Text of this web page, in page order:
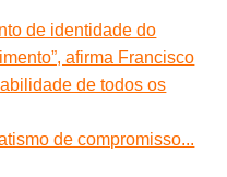
de identidade do
afirma Francisco
de todos os
de compromisso...